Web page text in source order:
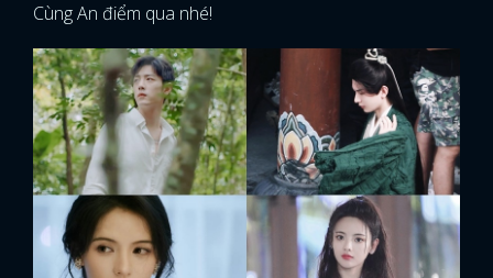
Cùng An điểm qua nhé!